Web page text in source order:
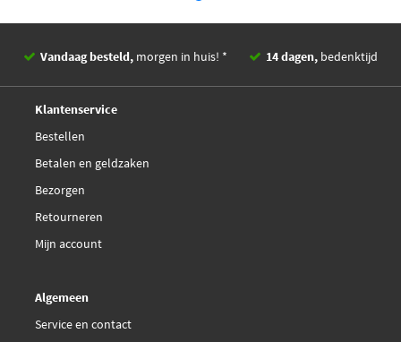
Vandaag besteld, morgen in huis! * 14 dagen, bedenktijd
Klantenservice
Bestellen
Betalen en geldzaken
Bezorgen
Retourneren
Mijn account
Algemeen
Service en contact